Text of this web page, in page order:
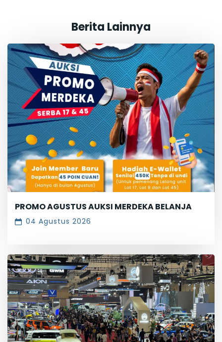
Berita Lainnya
PROMO AGUSTUS AUKSI MERDEKA BELANJA
04 Agustus 2026